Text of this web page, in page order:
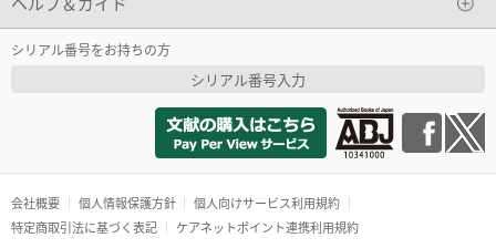
シリアル番号をお持ちの方
シリアル番号入力
会社概要 個人情報保護方針
個人向けサービス利用規約
特定商取引法に基づく表記
ケアネットポイント連携利用規約